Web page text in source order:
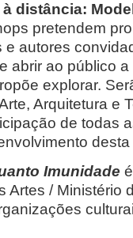
distância:
pretendem
autores
abrir ao público
explorar.
Arquitetura e
de todas
Imunidade
Artes / Ministério